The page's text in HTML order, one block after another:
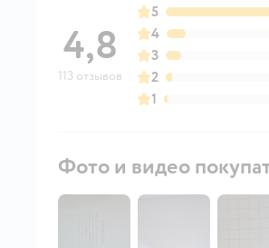
4,8
113 отзывов
5
4
3
2
1
Фото и видео